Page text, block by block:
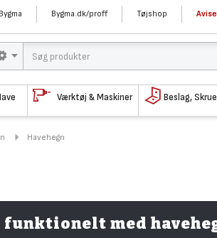
Bygma.dk/proff Tøjshop
Værktøj & Maskiner Beslag,
Havehegn
med